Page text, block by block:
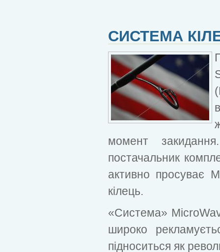
СИСТЕМА
момент
постачальник
активно просуває
кілець.
«Система»
широко
підноситься як